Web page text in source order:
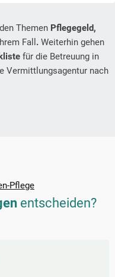
Themen Pflegegeld,
Fall . Weiterhin gehen
für die Betreuung in
Vermittlungsagentur nach
Pflege
entscheiden?